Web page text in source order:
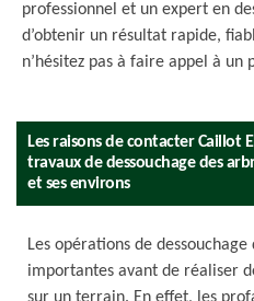
professionnel et un expert en
d’obtenir un résultat rapide,
n’hésitez pas à faire appel à un
Les raisons de contacter Caillot
travaux de dessouchage des
et ses environs
Les opérations de
importantes avant de réaliser